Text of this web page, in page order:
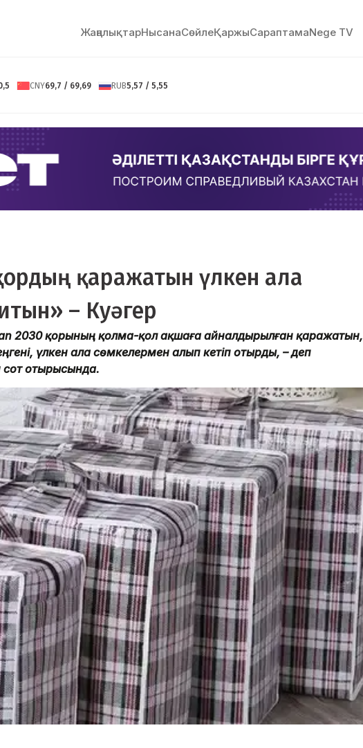
ЖаңалықтарНысанаСөйлeҚаржыСараптамаNege TV
CNY69,7 / 69,69 RUB5,57 / 5,55
қаражатын үлкен ала
– Куәгер
2030 қорының қолма-қол ақшаға айналдырылған қаражатын,
үлкен ала сөмкелермен алып кетіп отырды, – деп
сот отырысында.